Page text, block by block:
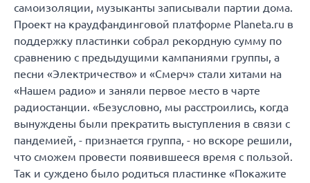
самоизоляции, музыканты записывали партии дома.
Проект на краудфандинговой платформе Planeta.ru в
поддержку пластинки собрал рекордную сумму по
сравнению с предыдущими кампаниями группы, а
песни «Электричество» и «Смерч» стали хитами на
«Нашем радио» и заняли первое место в чарте
радиостанции. «Безусловно, мы расстроились, когда
вынуждены были прекратить выступления в связи с
пандемией, - признается группа, - но вскоре решили,
что сможем провести появившееся время с пользой.
Так и суждено было родиться пластинке «Покажите